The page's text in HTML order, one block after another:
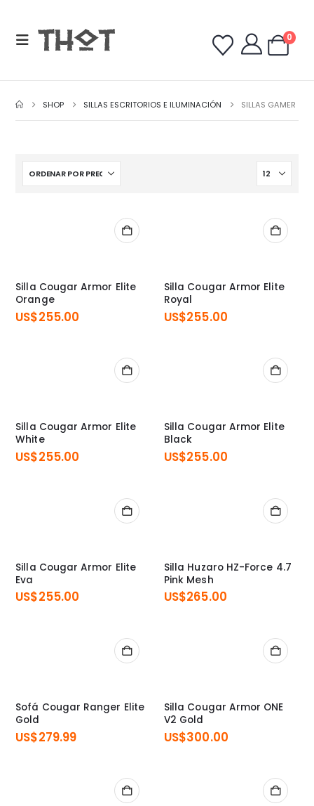
0
SHOP SILLAS ESCRITORIOS E ILUMINACIÓN SILLAS GAMER
Silla Cougar Armor Elite
Orange
US$255.00
Silla Cougar Armor Elite
Royal
US$255.00
Silla Cougar Armor Elite
White
US$255.00
Silla Cougar Armor Elite
Black
US$255.00
Silla Cougar Armor Elite
Eva
US$255.00
Silla Huzaro HZ-Force 4.7
Pink Mesh
US$265.00
Sofá Cougar Ranger Elite
Gold
US$279.99
Silla Cougar Armor ONE
V2 Gold
US$300.00